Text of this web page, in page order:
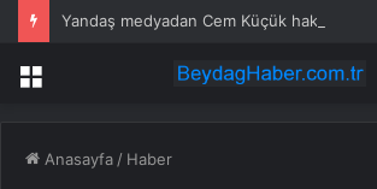
Menü
Anasayfa / Haber